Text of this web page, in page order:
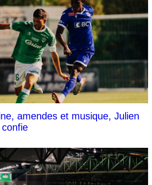
amendes et musique, Julien